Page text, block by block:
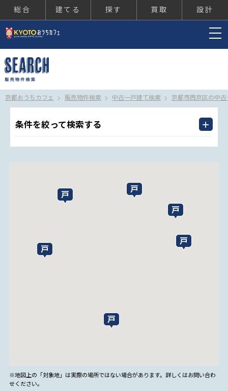
総合 建てる 探す 買取 設計
京都おうちカフェ 販売物件検索 中古一戸建て検索 京都市西京区の中
条件を絞って検索する
※地図上の「対象地」は実際の場所ではない場合があります。詳しくはお問い合わ
せください。